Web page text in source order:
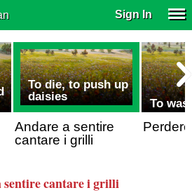
Sign In
To die, to push up
daisies
Andare a sentire
cantare i grilli
To
sentire cantare i grilli